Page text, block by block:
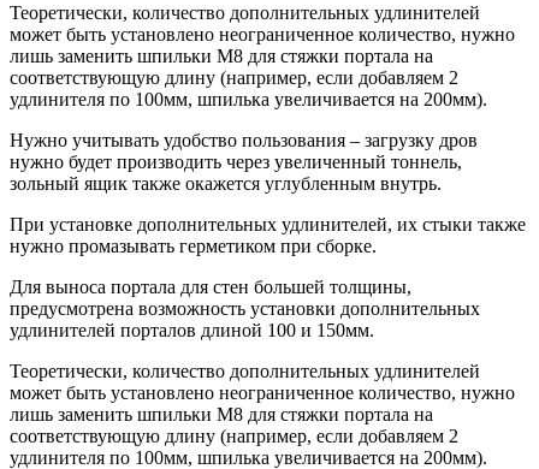
Теоретически, количество дополнительных удлинителей
может быть установлено неограниченное количество, нужно
лишь заменить шпильки М8 для стяжки портала на
соответствующую длину (например, если добавляем 2
удлинителя по 100мм, шпилька увеличивается на 200мм).
Нужно учитывать удобство пользования – загрузку дров
нужно будет производить через увеличенный тоннель,
зольный ящик также окажется углубленным внутрь.
При установке дополнительных удлинителей, их стыки также
нужно промазывать герметиком при сборке.
Для выноса портала для стен большей толщины,
предусмотрена возможность установки дополнительных
удлинителей порталов длиной 100 и 150мм.
Теоретически, количество дополнительных удлинителей
может быть установлено неограниченное количество, нужно
лишь заменить шпильки М8 для стяжки портала на
соответствующую длину (например, если добавляем 2
удлинителя по 100мм, шпилька увеличивается на 200мм).